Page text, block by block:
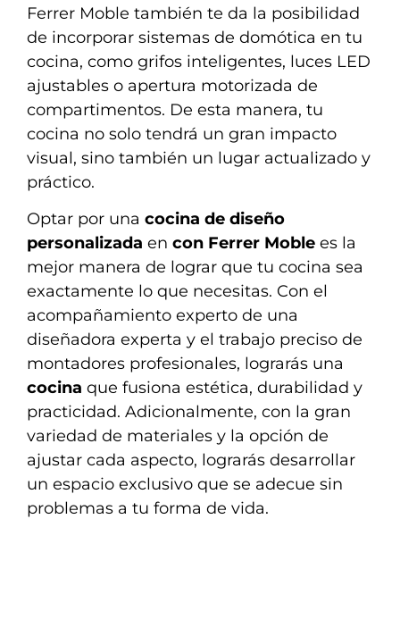
Ferrer Moble también te da la posibilidad
de incorporar sistemas de domótica en tu
cocina, como grifos inteligentes, luces LED
ajustables o apertura motorizada de
compartimentos. De esta manera, tu
cocina no solo tendrá un gran impacto
visual, sino también un lugar actualizado y
práctico.
Optar por una cocina de diseño
personalizada en con Ferrer Moble es la
mejor manera de lograr que tu cocina sea
exactamente lo que necesitas. Con el
acompañamiento experto de una
diseñadora experta y el trabajo preciso de
montadores profesionales, lograrás una
cocina que fusiona estética, durabilidad y
practicidad. Adicionalmente, con la gran
variedad de materiales y la opción de
ajustar cada aspecto, lograrás desarrollar
un espacio exclusivo que se adecue sin
problemas a tu forma de vida.